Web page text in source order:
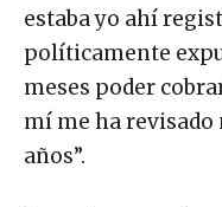
estaba yo ahí
políticamente
meses poder
mí me ha revisado
años”.